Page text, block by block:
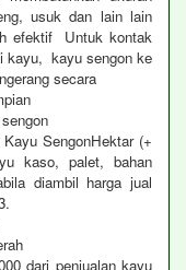
usuk dan lain lain
efektif Untuk kontak
kayu, kayu sengon ke
secara
SengonHektar (+
kaso, palet, bahan
diambil harga jual
dari penjualan kayu